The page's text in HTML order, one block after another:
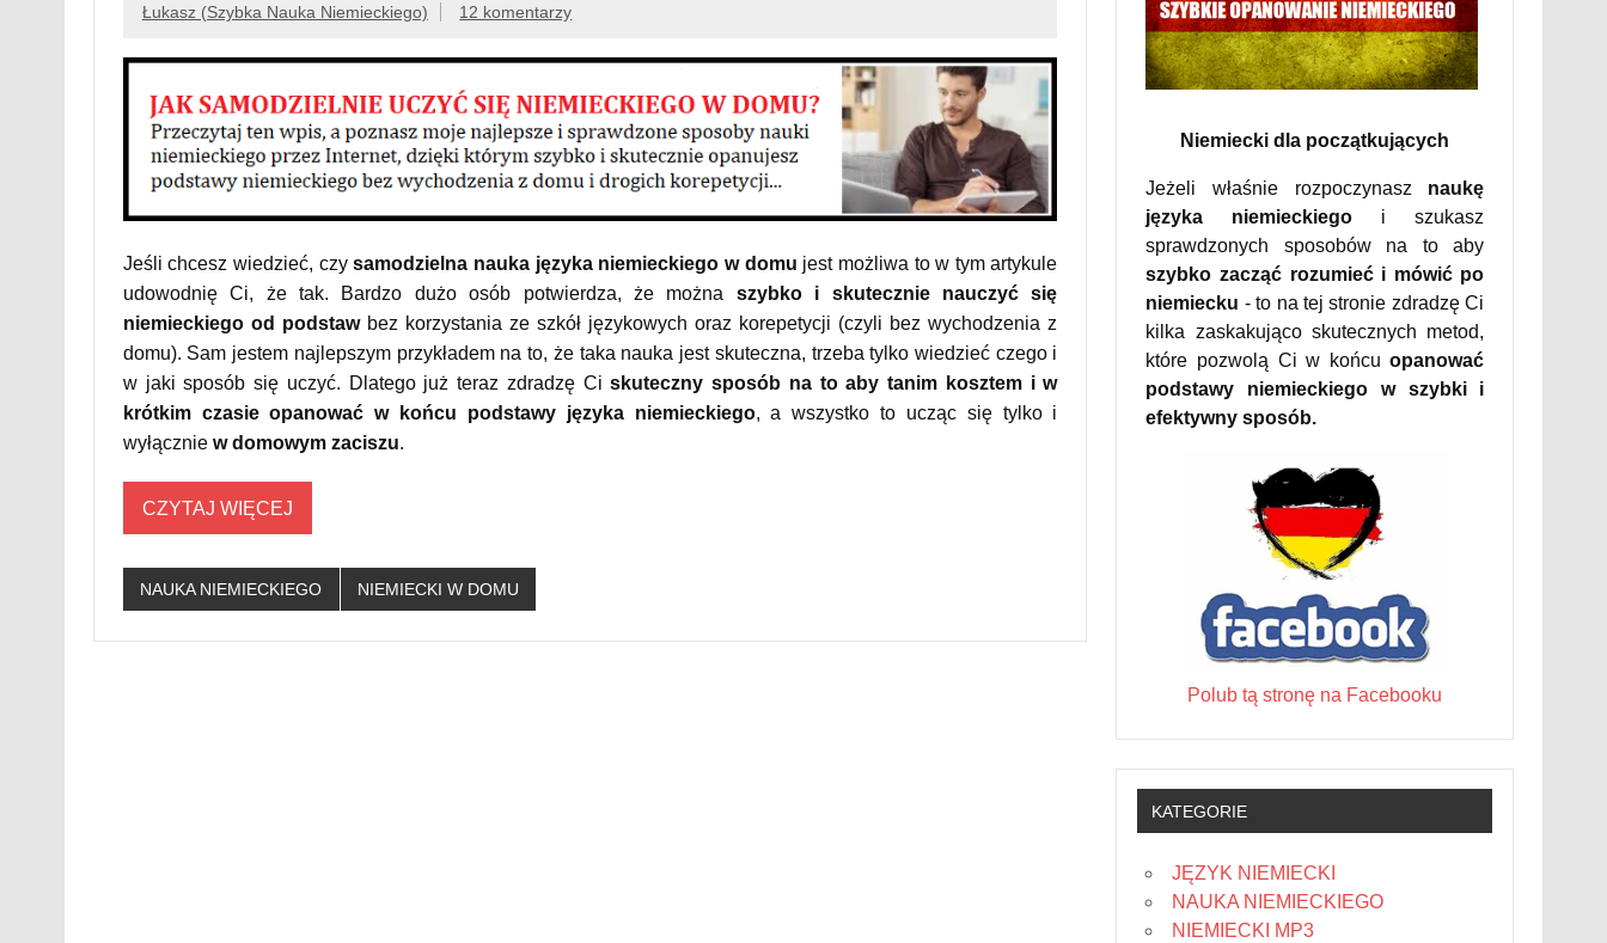
Łukasz (Szybka Nauka Niemieckiego) 12 komentarzy
Jeśli chcesz wiedzieć, czysamodzielna nauka języka niemieckiego w domu jest możliwa to w tym artykule
udowodnię Ci, że tak. Bardzo dużo osób potwierdza, że można szybko i skutecznie nauczyć się
niemieckiego od podstawbez korzystania ze szkół językowych oraz korepetycji (czyli bez wychodzenia z
domu). Sam jestem najlepszym przykładem na to, że taka nauka jest skuteczna, trzeba tylko wiedzieć czego i
w jaki sposób się uczyć. Dlatego już teraz zdradzę Ciskuteczny sposób na to aby tanim kosztem i w
krótkim czasie opanować w końcu podstawy języka niemieckiego, a wszystko to ucząc się tylko i
wyłącznie w domowym zaciszu.
CZYTAJ WIĘCEJ
NAUKA NIEMIECKIEGO NIEMIECKI W DOMU
Niemiecki dla początkujących
Jeżeli właśnie rozpoczynasz naukę
języka niemieckiego i szukasz
sprawdzonych sposobów na to aby
szybko zacząć rozumieć i mówić po
niemiecku - to na tej stronie zdradzę Ci
kilka zaskakująco skutecznych metod,
które pozwolą Ci w końcuopanować
podstawy niemieckiego w szybki i
efektywny sposób.
Polub tą stronę na Facebooku
KATEGORIE
JĘZYK NIEMIECKI
NAUKA NIEMIECKIEGO
NIEMIECKI MP3